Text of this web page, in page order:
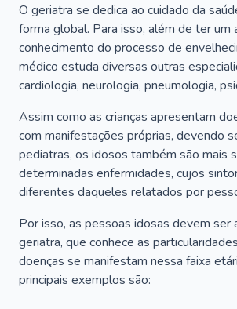
O geriatra se dedica ao cuidado da
forma global. Para isso, além de ter um
conhecimento do processo de
médico estuda diversas outras
cardiologia, neurologia, pneumologia,
Assim como as crianças apresentam
com manifestações próprias, devendo
pediatras, os idosos também são mais
determinadas enfermidades, cujos
diferentes daqueles relatados por
Por isso, as pessoas idosas devem ser
geriatra, que conhece as
doenças se manifestam nessa faixa
principais exemplos são: